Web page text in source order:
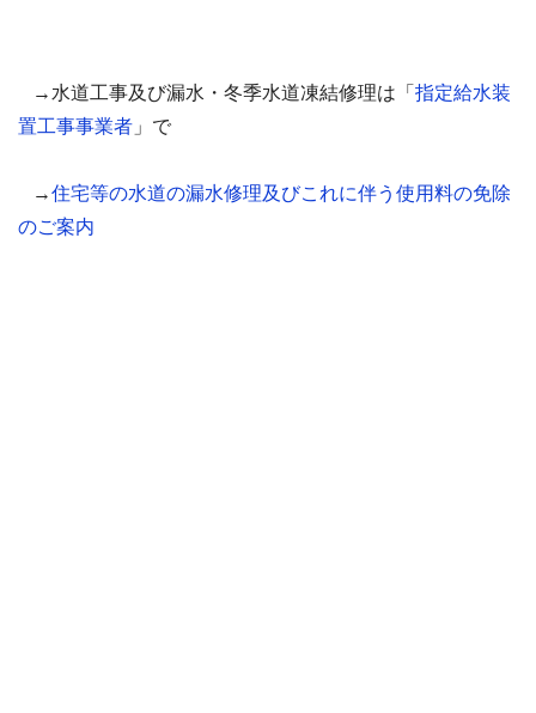
→水道工事及び漏水・冬季水道凍結修理は「 指定給水装
置工事事業者 」で
→住宅等の水道の漏水修理及びこれに伴う使用料の免除
のご案内